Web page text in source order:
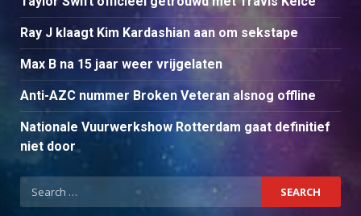
Ray J klaagt Kim Kardashian aan om sekstape
Max B na 15 jaar weer vrijgelaten
Anti-AZC nummer Broken Veteran alsnog offline
Nationale Vuurwerkshow Rotterdam gaat definitief
niet door
Search
for: